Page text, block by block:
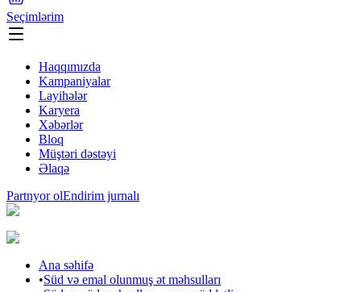
Seçimlərim
Haqqımızda
Kampaniyalar
Layihələr
Karyera
Xəbərlər
Bloq
Müştəri dəstəyi
Əlaqə
Partnyor olEndirim jurnalı
Ana səhifə
•Süd və emal olunmuş ət məhsulları